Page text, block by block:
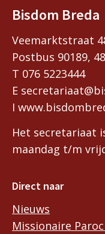
Bisdom Breda
Veemarktstraat
Postbus 90189,
T 076 5223444
E
I
Het secretariaat
maandag t/m
Direct naar
Nieuws
Missionaire